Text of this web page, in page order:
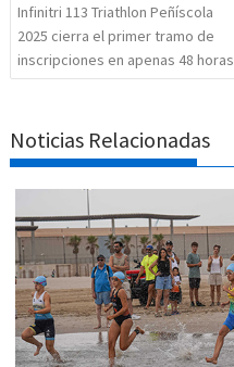
Infinitri 113 Triathlon Peñíscola
2025 cierra el primer tramo de
inscripciones en apenas 48 horas
Noticias Relacionadas